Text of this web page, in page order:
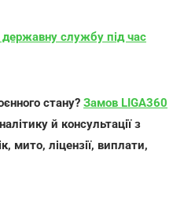
службу під час
стану? Замов LIGA360
й консультації з
мито, ліцензії, виплати,